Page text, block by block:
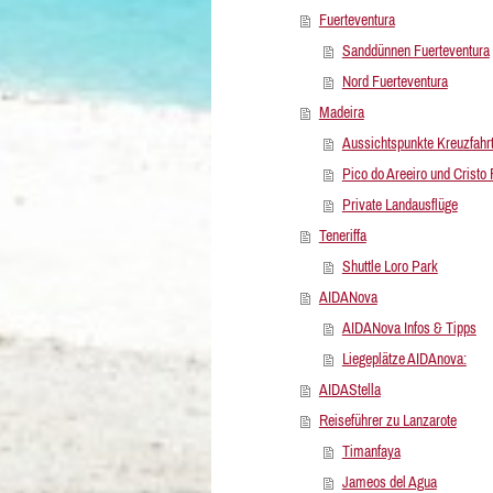
Fuerteventura
Sanddünnen Fuerteventura
Nord Fuerteventura
Madeira
Aussichtspunkte Kreuzfahrt
Pico do Areeiro und Cristo
Private Landausflüge
Teneriffa
Shuttle Loro Park
AIDANova
AIDANova Infos & Tipps
Liegeplätze AIDAnova:
AIDAStella
Reiseführer zu Lanzarote
Timanfaya
Jameos del Agua